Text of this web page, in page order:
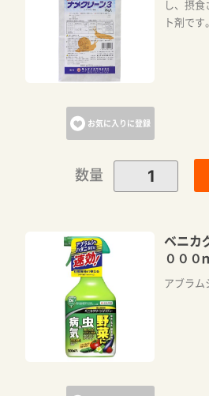
お気に入りに登録
し、摂
ト剤です。
数量
ベニカ
０００
アブラム
カートに追加し